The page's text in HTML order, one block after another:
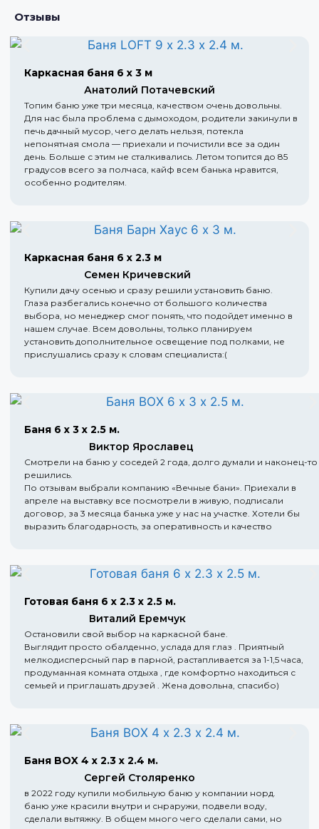
Отзывы
Каркасная баня 6 х 3 м
Анатолий Потачевский
Топим баню уже три месяца, качеством очень довольны.
Для нас была проблема с дымоходом, родители закинули в
печь дачный мусор, чего делать нельзя, потекла
непонятная смола — приехали и почистили все за один
день. Больше с этим не сталкивались. Летом топится до 85
градусов всего за полчаса, кайф всем банька нравится,
особенно родителям.
Каркасная баня 6 х 2.3 м
Семен Кричевский
Купили дачу осенью и сразу решили установить баню.
Глаза разбегались конечно от большого количества
выбора, но менеджер смог понять, что подойдет именно в
нашем случае. Всем довольны, только планируем
установить дополнительное освещение под полками, не
прислушались сразу к словам специалиста:(
Баня 6 х 3 х 2.5 м.
Виктор Ярославец
Смотрели на баню у соседей 2 года, долго думали и наконец-то
решились.
По отзывам выбрали компанию «Вечные бани». Приехали в
апреле на выставку все посмотрели в живую, подписали
договор, за 3 месяца банька уже у нас на участке. Хотели бы
выразить благодарность, за оперативность и качество
Готовая баня 6 х 2.3 х 2.5 м.
Виталий Еремчук
Остановили свой выбор на каркасной бане.
Выглядит просто обалденно, услада для глаз . Приятный
мелкодисперсный пар в парной, растапливается за 1-1,5 часа,
продуманная комната отдыха , где комфортно находиться с
семьей и приглашать друзей . Жена довольна, спасибо)
Баня BOX 4 х 2.3 х 2.4 м.
Сергей Столяренко
в 2022 году купили мобильную баню у компании норд.
баню уже красили внутри и снраружи, подвели воду,
сделали вытяжку. В общем много чего сделали сами, но